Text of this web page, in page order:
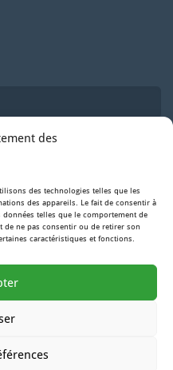
des
des technologies telles que les
des appareils. Le fait de consentir à
telles que le comportement de
de ne pas consentir ou de retirer son
caractéristiques et fonctions.